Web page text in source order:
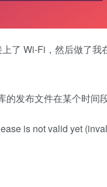
了 Wi-Fi，然后做了我
发布文件在某个时间段
is not valid yet